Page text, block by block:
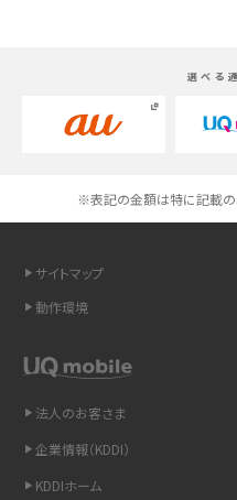
高校生にスマホ制限は必要？所持率や
スマホのネット通信速度が遅い原因
iCloudの使用容量を減らす9つの方法
選べる
※表記の金額は特に記載の
サイトマップ
動作環境
法人のお客さま
企業情報（KDDI）
KDDIホーム